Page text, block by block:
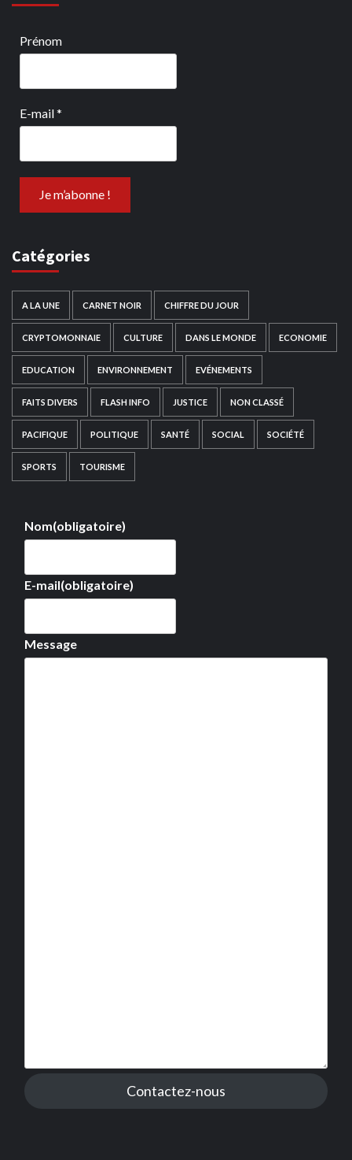
Prénom
E-mail*
Catégories
A LA UNE CARNET NOIR CHIFFRE DU JOUR
CRYPTOMONNAIE CULTURE DANS LE MONDE ECONOMIE
EDUCATION ENVIRONNEMENT EVÉNEMENTS
FAITS DIVERS FLASH INFO JUSTICE NON CLASSÉ
PACIFIQUE POLITIQUE SANTÉ SOCIAL SOCIÉTÉ
SPORTS TOURISME
Nom(obligatoire)
E-mail(obligatoire)
Message
Contactez-nous